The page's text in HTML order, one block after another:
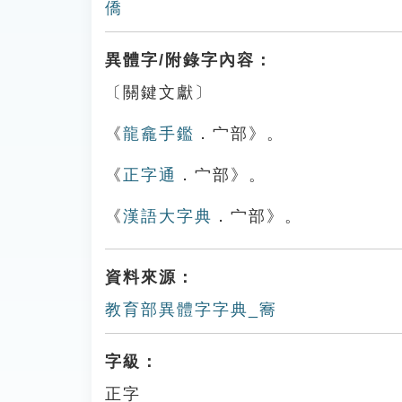
僑
異體字/附錄字內容：
〔關鍵文獻〕
《龍龕手鑑 ．宀部》。
《 正字通 ．宀部》。
《漢語大字典 ．宀部》。
資料來源：
教育部異體字字典_㝯
字級：
正字